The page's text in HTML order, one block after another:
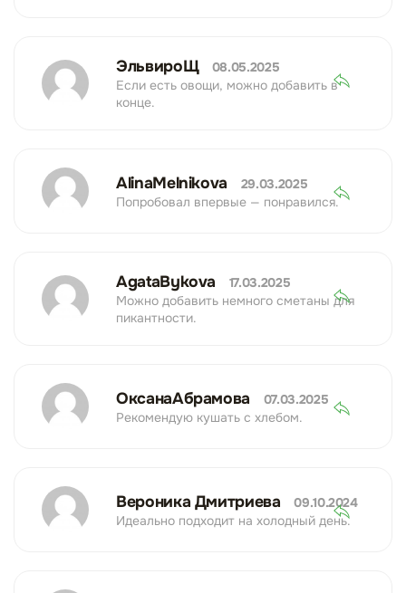
ЭльвироЩ
08.05.2025
Если есть овощи, можно добавить в
конце.
AlinaMelnikova
29.03.2025
Попробовал впервые — понравился.
AgataBykova
17.03.2025
Можно добавить немного сметаны для
пикантности.
ОксанаАбрамова
07.03.2025
Рекомендую кушать с хлебом.
Вероника Дмитриева
09.10.2024
Идеально подходит на холодный день.